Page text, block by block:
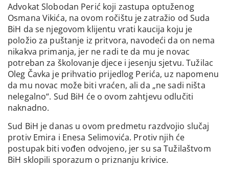
Advokat Slobodan Perić koji zastupa optuženog
Osmana Vikića, na ovom ročištu je zatražio od Suda
BiH da se njegovom klijentu vrati kaucija koju je
položio za puštanje iz pritvora, navodeći da on nema
nikakva primanja, jer ne radi te da mu je novac
potreban za školovanje djece i jesenju sjetvu. Tužilac
Oleg Čavka je prihvatio prijedlog Perića, uz napomenu
da mu novac može biti vraćen, ali da „ne sadi ništa
nelegalno“. Sud BiH će o ovom zahtjevu odlučiti
naknadno.
Sud BiH je danas u ovom predmetu razdvojio slučaj
protiv Emira i Enesa Selimovića. Protiv njih će
postupak biti vođen odvojeno, jer su sa Tužilaštvom
BiH sklopili sporazum o priznanju krivice.